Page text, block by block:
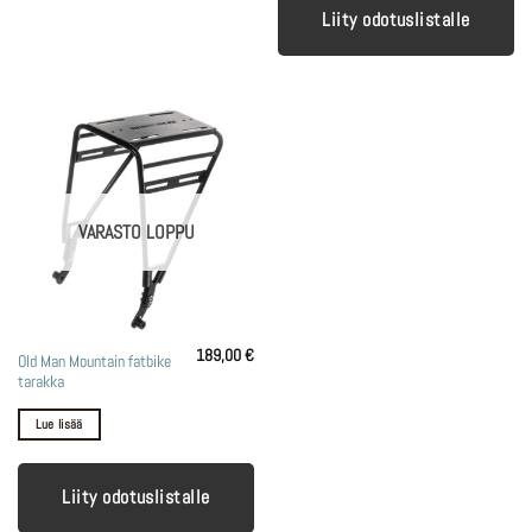
Liity odotuslistalle
VARASTO LOPPU
Old Man Mountain fatbike
tarakka
189,00€
Lue lisää
Liity odotuslistalle